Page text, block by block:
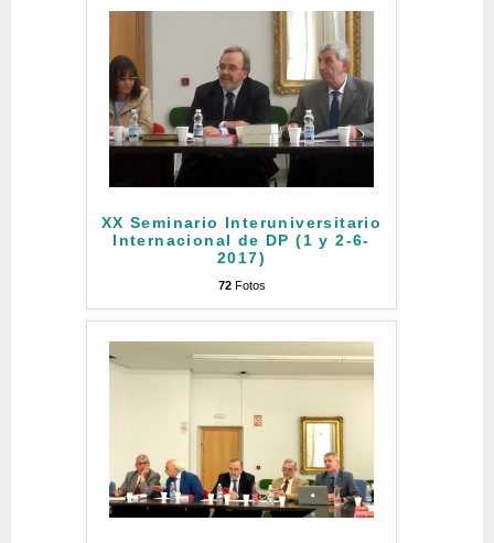
XX Seminario Interuniversitario
Internacional de DP (1 y 2-6-
2017)
72Fotos